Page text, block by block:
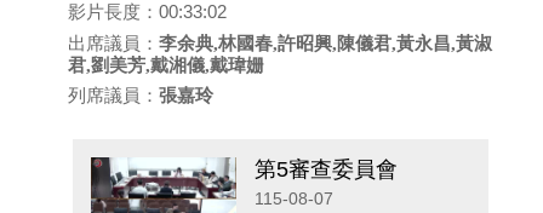
影片長度：00:33:02
出席議員：李余典,林國春,許昭興,陳儀君,黃永昌,黃淑
君,劉美芳,戴湘儀,戴瑋姗
列席議員：張嘉玲
第5審查委員會
115-08-07